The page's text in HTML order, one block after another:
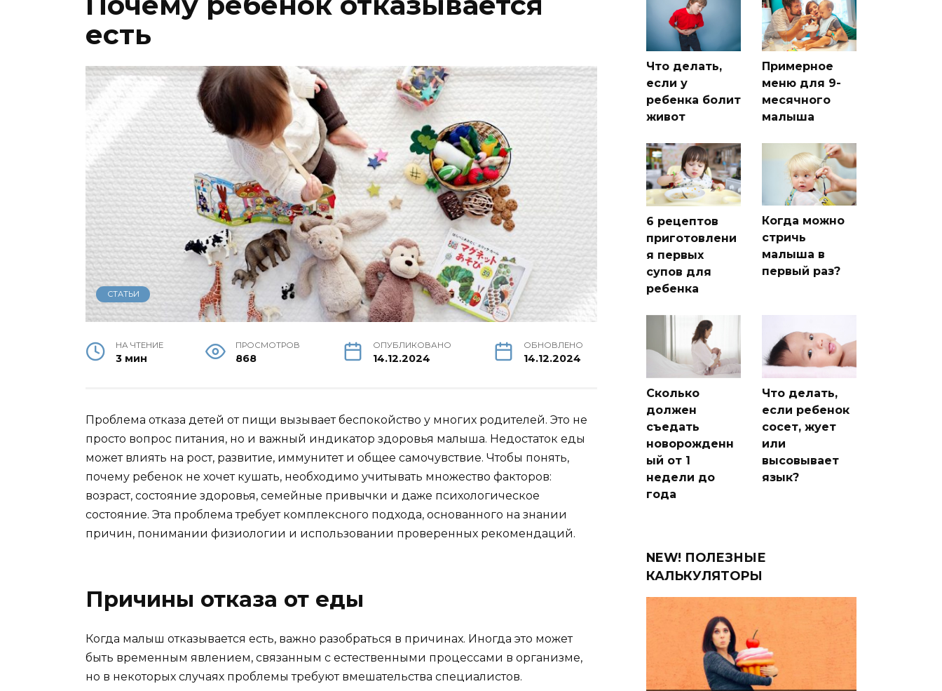
есть
СТАТЬИ
НА ЧТЕНИЕ
3 мин
ПРОСМОТРОВ
868
ОПУБЛИКОВАНО
14.12.2024
ОБНОВЛЕНО
14.12.2024
Проблема отказа детей от пищи вызывает беспокойство у многих родителей. Это не
просто вопрос питания, но и важный индикатор здоровья малыша. Недостаток еды
может влиять на рост, развитие, иммунитет и общее самочувствие. Чтобы понять,
почему ребенок не хочет кушать, необходимо учитывать множество факторов:
возраст, состояние здоровья, семейные привычки и даже психологическое
состояние. Эта проблема требует комплексного подхода, основанного на знании
причин, понимании физиологии и использовании проверенных рекомендаций.
Причины отказа от еды
Когда малыш отказывается есть, важно разобраться в причинах. Иногда это может
быть временным явлением, связанным с естественными процессами в организме,
но в некоторых случаях проблемы требуют вмешательства специалистов.
Что делать,
если у
ребенка болит
живот
Примерное
меню для 9-
месячного
малыша
6 рецептов
приготовлени
я первых
супов для
ребенка
Когда можно
стричь
малыша в
первый раз?
Сколько
должен
съедать
новорожденн
ый от 1
недели до
года
Что делать,
если ребенок
сосет, жует
или
высовывает
язык?
NEW! ПОЛЕЗНЫЕ
КАЛЬКУЛЯТОРЫ